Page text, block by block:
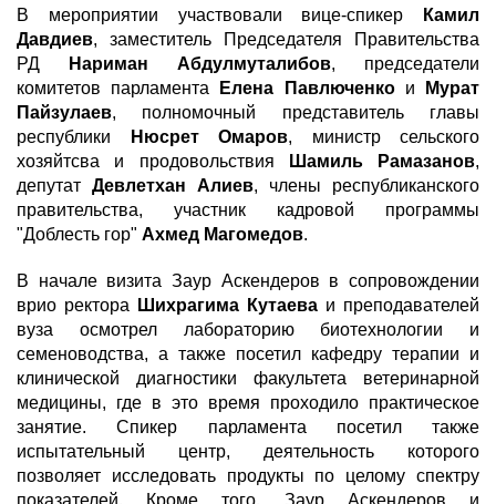
В мероприятии участвовали вице-спикер
Камил
Давдиев, заместитель Председателя Правительства
РД
Нариман Абдулмуталибов, председатели
комитетов парламента
Елена Павлюченкои
Мурат
Пайзулаев, полномочный представитель главы
республики
Нюсрет Омаров, министр сельского
хозяйтсва и продовольствия
Шамиль Рамазанов,
депутат Девлетхан Алиев, члены республиканского
правительства, участник кадровой программы
"Доблесть гор" Ахмед Магомедов.
В начале визита Заур Аскендеров в сопровождении
врио ректора
Шихрагима Кутаева и преподавателей
вуза осмотрел лабораторию биотехнологии и
семеноводства, а также посетил кафедру терапии и
клинической диагностики факультета ветеринарной
медицины, где в это время проходило практическое
занятие. Спикер парламента посетил также
испытательный центр, деятельность которого
позволяет исследовать продукты по целому спектру
показателей. Кроме того, Заур Аскендеров и